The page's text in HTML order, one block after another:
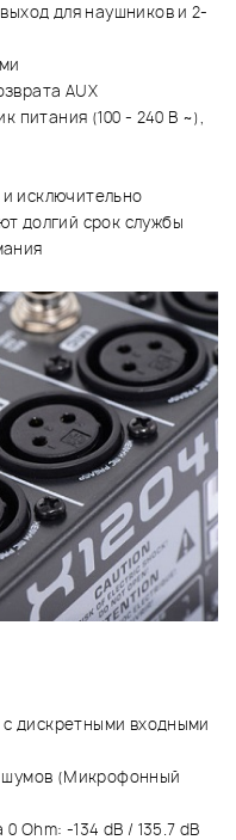
для наушников и 2-
AUX
питания (100 - 240 В ~),
исключительно
долгий срок службы
дискретными входными
шумов (Микрофонный
-134 dB / 135.7 dB